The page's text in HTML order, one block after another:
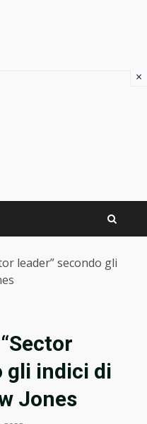
leader” secondo gli
gli indici di
Jones
×